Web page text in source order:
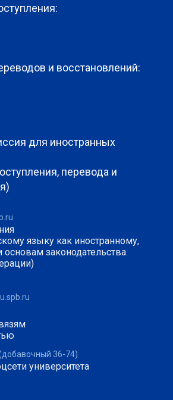
и восстановлений:
для иностранных
перевода и
языку как иностранному,
основам законодательства
36-74)
университета